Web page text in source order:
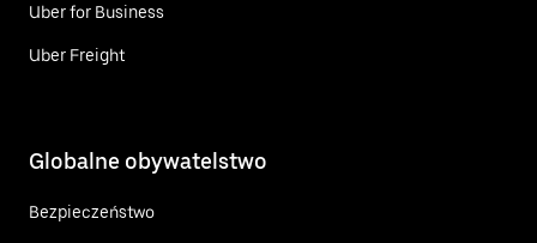
Uber for Business
Uber Freight
Globalne obywatelstwo
Bezpieczeństwo